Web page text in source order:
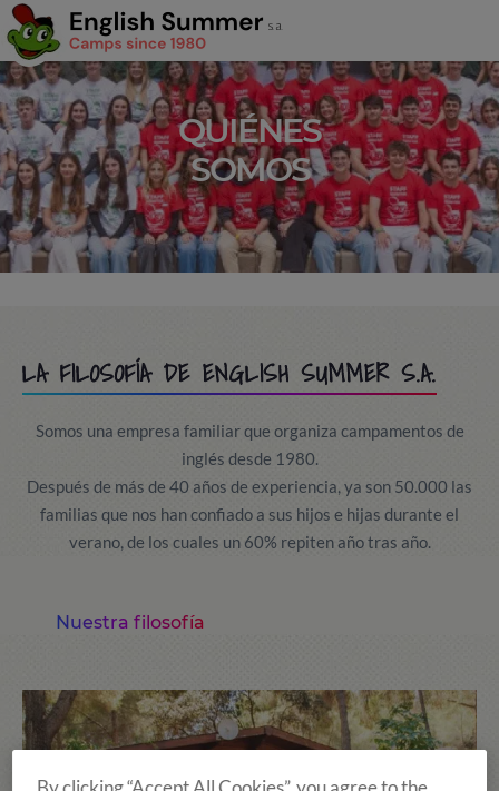
QUIÉNES
SOMOS
LA FILOSOFÍA DE ENGLISH SUMMER S.A.
Somos una empresa familiar que organiza campamentos de
inglés desde 1980.
Después de más de 40 años de experiencia, ya son 50.000 las
familias que nos han confiado a sus hijos e hijas durante el
verano, de los cuales un 60% repiten año tras año.
Nuestra filosofía